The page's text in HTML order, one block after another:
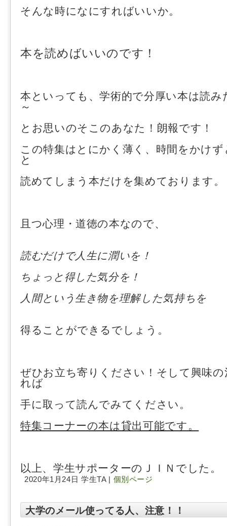
そんな時になにすればいいか。
本を読めばいいのです！
本といっても、学術的で分厚い本は読み
～
とお思いのそこのあなた！朗報です！
この特集はとにかく薄く、時間をかけ
と
読めてしまう本だけを集めております。
且つ心理・道徳の本なので、
読むだけで人生に潤いを！
ちょっと得した気分を！
人間という生き物を理解した気持ちを
得ることができるでしょう。
ぜひお立ち寄りください！そして興味
れば
手に取って読んでみてください。
特集コーナーの本は貸出可能です。
以上、学生サポーターのＪＩＮでした。
2020年1月24日 学生TA | 個別ページ
大学のメール使ってる人、注意！！